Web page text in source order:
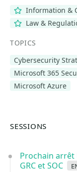
Information &
Law &
TOPICS
Cybersecurity
Microsoft 365
Microsoft Azure
SESSIONS
Prochain arrêt
GRC et SOC